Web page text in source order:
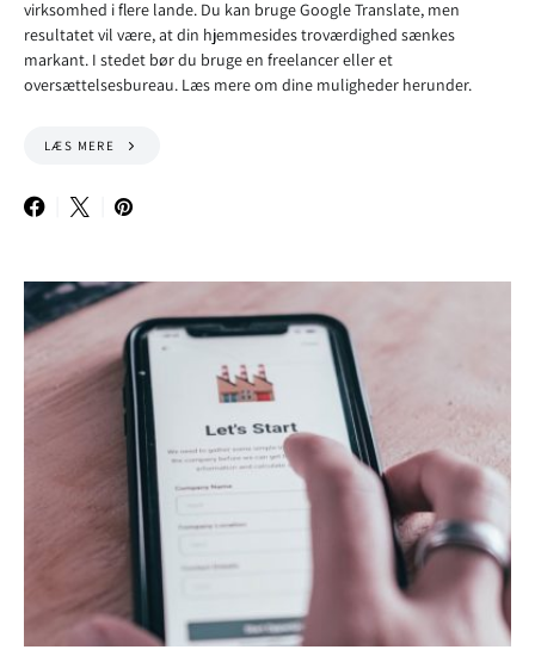
virksomhed i flere lande. Du kan bruge Google Translate, men
resultatet vil være, at din hjemmesides troværdighed sænkes
markant. I stedet bør du bruge en freelancer eller et
oversættelsesbureau. Læs mere om dine muligheder herunder.
LÆS MERE